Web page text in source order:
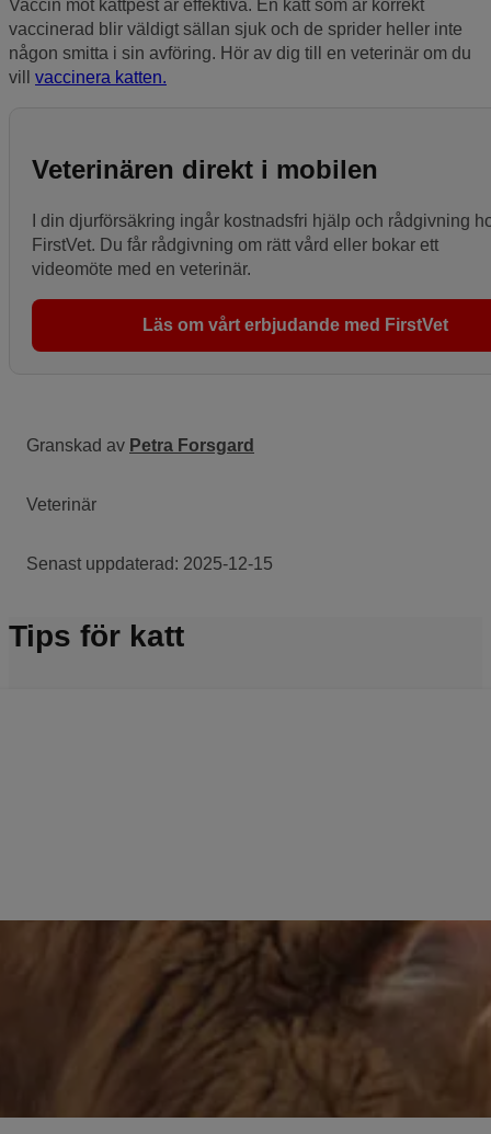
Vaccin mot kattpest är effektiva. En katt som är korrekt
vaccinerad blir väldigt sällan sjuk och de sprider heller inte
någon smitta i sin avföring. Hör av dig till en veterinär om du
vill vaccinera katten.
Veterinären direkt i mobilen
I din djurförsäkring ingår kostnadsfri hjälp och rådgivning
FirstVet. Du får rådgivning om rätt vård eller bokar ett
videomöte med en veterinär.
Läs om vårt erbjudande med FirstVet
Granskad av Petra Forsgard
Veterinär
Senast uppdaterad: 2025-12-15
Tips för katt